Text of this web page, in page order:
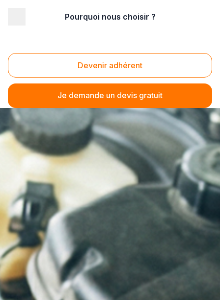
Pourquoi nous choisir ?
Devenir adhérent
Je demande un devis gratuit